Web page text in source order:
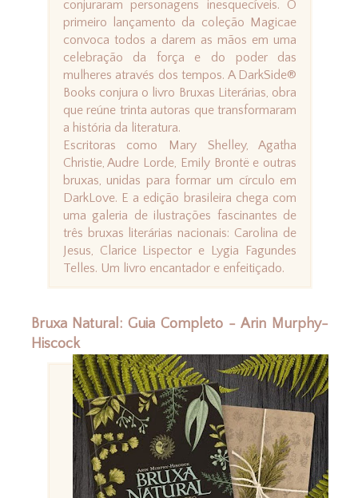
conjuraram personagens inesquecíveis. O
primeiro lançamento da coleção Magicae
convoca todos a darem as mãos em uma
celebração da força e do poder das
mulheres através dos tempos. A DarkSide®
Books conjura o livro Bruxas Literárias, obra
que reúne trinta autoras que transformaram
a história da literatura.
Escritoras como Mary Shelley, Agatha
Christie, Audre Lorde, Emily Brontë e outras
bruxas, unidas para formar um círculo em
DarkLove. E a edição brasileira chega com
uma galeria de ilustrações fascinantes de
três bruxas literárias nacionais: Carolina de
Jesus, Clarice Lispector e Lygia Fagundes
Telles. Um livro encantador e enfeitiçado.
Bruxa Natural: Guia Completo - Arin Murphy-
Hiscock